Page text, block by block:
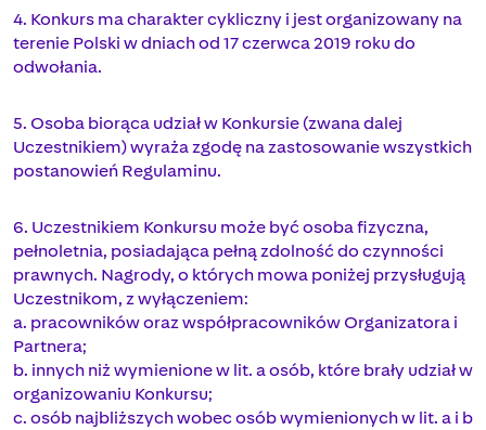
4. Konkurs ma charakter cykliczny i jest organizowany na
terenie Polski w dniach od 17 czerwca 2019 roku do
odwołania.
5. Osoba biorąca udział w Konkursie (zwana dalej
Uczestnikiem) wyraża zgodę na zastosowanie wszystkich
postanowień Regulaminu.
6. Uczestnikiem Konkursu może być osoba fizyczna,
pełnoletnia, posiadająca pełną zdolność do czynności
prawnych. Nagrody, o których mowa poniżej przysługują
Uczestnikom, z wyłączeniem:
a. pracowników oraz współpracowników Organizatora i
Partnera;
b. innych niż wymienione w lit. a osób, które brały udział w
organizowaniu Konkursu;
c. osób najbliższych wobec osób wymienionych w lit. a i b